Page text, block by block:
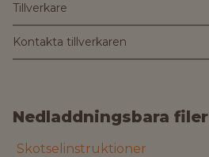
Tillverkare
Kontakta tillverkaren
Nedladdningsbara filer
Skotselinstruktioner